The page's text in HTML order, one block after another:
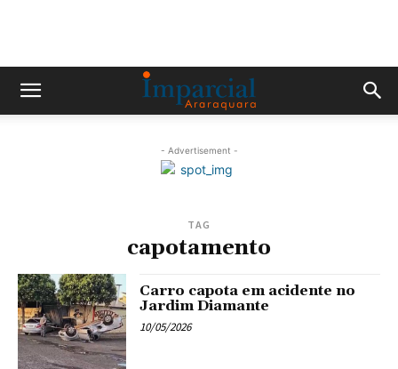
- Advertisement -
TAG
capotamento
Carro capota em acidente no
Jardim Diamante
10/05/2026